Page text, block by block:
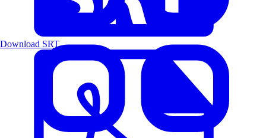
Download SRT